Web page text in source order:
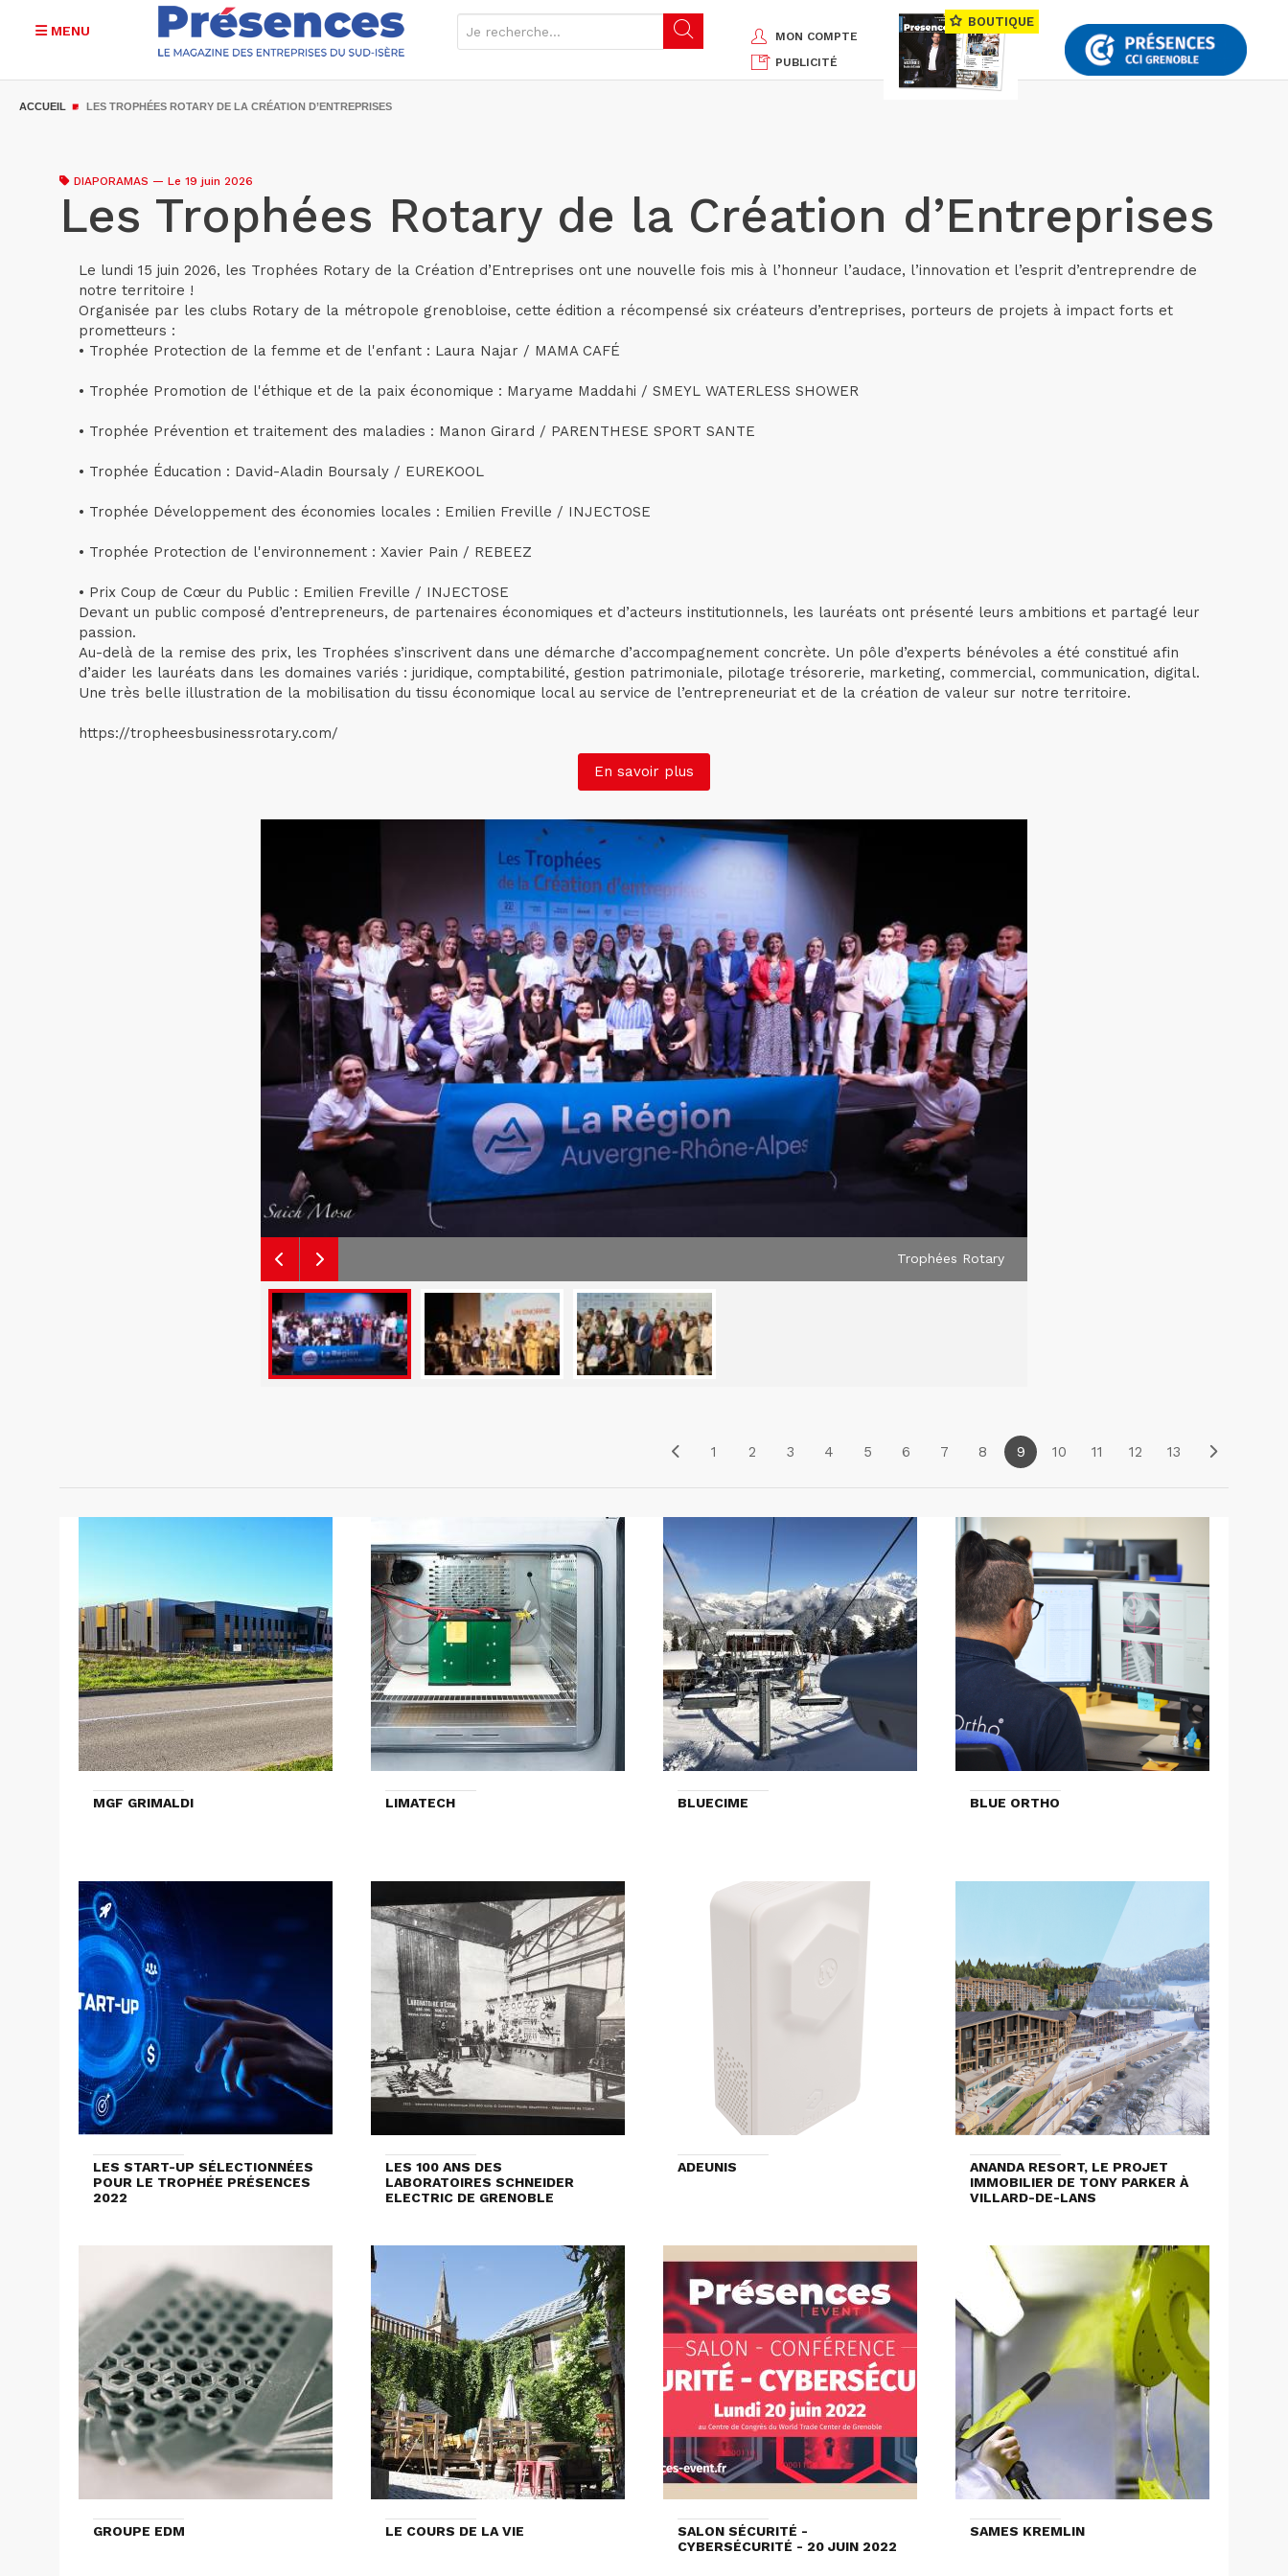
MENU
MON COMPTE
PUBLICITÉ
BOUTIQUE
ACCUEIL LES TROPHÉES ROTARY DE LA CRÉATION D’ENTREPRISES
DIAPORAMAS — Le 19 juin 2026
Les Trophées Rotary de la Création d’Entreprises
Le lundi 15 juin 2026, les Trophées Rotary de la Création d’Entreprises ont une nouvelle fois mis à l’honneur l’audace, l’innovation et l’esprit d’entreprendre de
notre territoire !
Organisée par les clubs Rotary de la métropole grenobloise, cette édition a récompensé six créateurs d’entreprises, porteurs de projets à impact forts et
prometteurs :
• Trophée Protection de la femme et de l'enfant : Laura Najar / MAMA CAFÉ
• Trophée Promotion de l'éthique et de la paix économique : Maryame Maddahi / SMEYL WATERLESS SHOWER
• Trophée Prévention et traitement des maladies : Manon Girard / PARENTHESE SPORT SANTE
• Trophée Éducation : David-Aladin Boursaly / EUREKOOL
• Trophée Développement des économies locales : Emilien Freville / INJECTOSE
• Trophée Protection de l'environnement : Xavier Pain / REBEEZ
• Prix Coup de Cœur du Public : Emilien Freville / INJECTOSE
Devant un public composé d’entrepreneurs, de partenaires économiques et d’acteurs institutionnels, les lauréats ont présenté leurs ambitions et partagé leur
passion.
Au-delà de la remise des prix, les Trophées s’inscrivent dans une démarche d’accompagnement concrète. Un pôle d’experts bénévoles a été constitué afin
d’aider les lauréats dans les domaines variés : juridique, comptabilité, gestion patrimoniale, pilotage trésorerie, marketing, commercial, communication, digital.
Une très belle illustration de la mobilisation du tissu économique local au service de l’entrepreneuriat et de la création de valeur sur notre territoire.
https://tropheesbusinessrotary.com/
En savoir plus
Trophées Rotary
1 2 3 4 5 6 7 8 9 10 11 12 13
MGF GRIMALDI LIMATECH BLUECIME BLUE ORTHO
LES START-UP SÉLECTIONNÉES
POUR LE TROPHÉE PRÉSENCES
2022
LES 100 ANS DES
LABORATOIRES SCHNEIDER
ELECTRIC DE GRENOBLE
ADEUNIS
ANANDA RESORT, LE PROJET
IMMOBILIER DE TONY PARKER À
VILLARD-DE-LANS
GROUPE EDM LE COURS DE LA VIE
SALON SÉCURITÉ -
CYBERSÉCURITÉ - 20 JUIN 2022
SAMES KREMLIN